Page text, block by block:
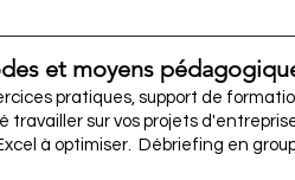
et moyens
pratiques, support de
travailler sur vos projets
à optimiser. Débriefing en